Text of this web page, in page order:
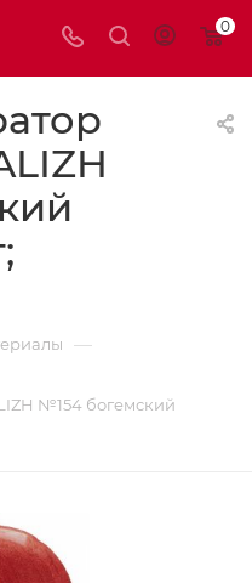
0
—
№154 богемский